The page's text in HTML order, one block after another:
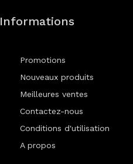
Informations
Promotions
Nouveaux produits
Meilleures ventes
Contactez-nous
Conditions d'utilisation
A propos